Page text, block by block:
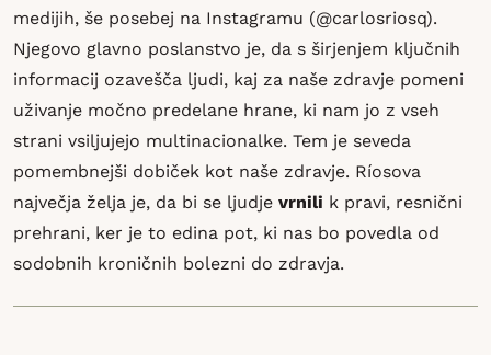
medijih, še posebej na Instagramu (@carlosriosq).
Njegovo glavno poslanstvo je, da s širjenjem ključnih
informacij ozavešča ljudi, kaj za naše zdravje pomeni
uživanje močno predelane hrane, ki nam jo z vseh
strani vsiljujejo multinacionalke. Tem je seveda
pomembnejši dobiček kot naše zdravje. Ríosova
največja želja je, da bi se ljudje vrnili k pravi, resnični
prehrani, ker je to edina pot, ki nas bo povedla od
sodobnih kroničnih bolezni do zdravja.